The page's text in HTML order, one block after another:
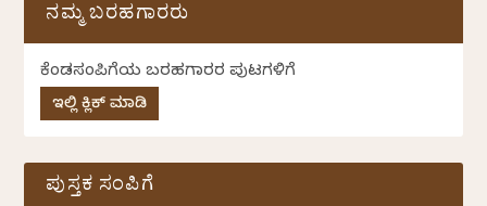
ನಮ್ಮ ಬರಹಗಾರರು
ಕೆಂಡಸಂಪಿಗೆಯ ಬರಹಗಾರರ ಪುಟಗಳಿಗೆ
ಇಲ್ಲಿ ಕ್ಲಿಕ್ ಮಾಡಿ
ಪುಸ್ತಕ ಸಂಪಿಗೆ